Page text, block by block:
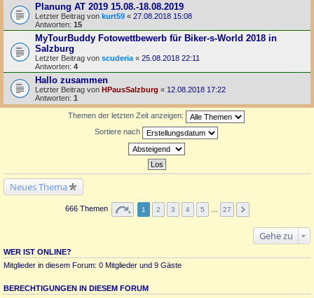
Planung AT 2019 15.08.-18.08.2019
Letzter Beitrag von kurt59 « 27.08.2018 15:08
Antworten: 15
MyTourBuddy Fotowettbewerb für Biker-s-World 2018 in
Salzburg
Letzter Beitrag von scuderia « 25.08.2018 22:11
Antworten: 4
Hallo zusammen
Letzter Beitrag von HPausSalzburg « 12.08.2018 17:22
Antworten: 1
Themen der letzten Zeit anzeigen:
Sortiere nach
Neues Thema
666 Themen 1 2 3 4 5 27
Gehe zu
WER IST ONLINE?
Mitglieder in diesem Forum: 0 Mitglieder und 9 Gäste
BERECHTIGUNGEN IN DIESEM FORUM